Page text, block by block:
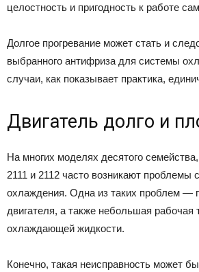
целостность и пригодность к работе
Долгое прогревание может стать и
выбранного антифриза для системы
случаи, как показывает практика,
Двигатель долго и
На многих моделях десятого
2111 и 2112 часто возникают проблемы
охлаждения. Одна из таких проблем —
двигателя, а также небольшая рабочая
охлаждающей жидкости.
Конечно, такая неисправность может